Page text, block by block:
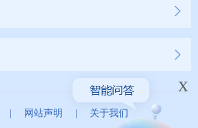
网站声明
关于我们
x